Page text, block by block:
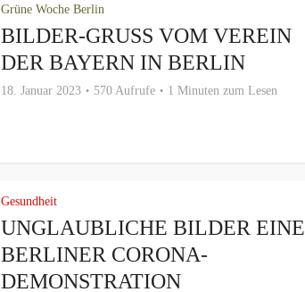
Grüne Woche Berlin
BILDER-GRUSS VOM VEREIN D
ER BAYERN IN BERLIN
18. Januar 2023 570 Aufrufe 1 Minuten zum Lesen
Gesundheit
UNGLAUBLICHE BILDER EINE
BERLINER CORONA-
DEMONSTRATION